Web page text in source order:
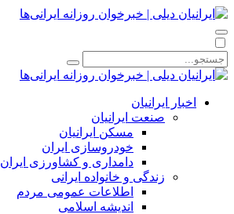
اخبار ایرانیان
صنعت ایرانیان
مسکن ایرانیان
خودروسازی ایران
دامداری و کشاورزی ایران
زندگی و خانواده ایرانی
اطلاعات عمومی مردم
اندیشه اسلامی